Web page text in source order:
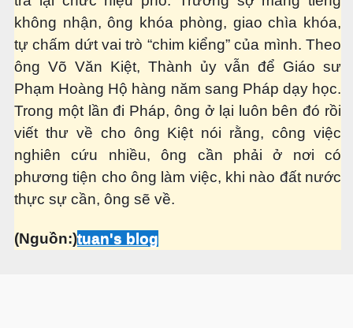
không nhận, ông khóa phòng, giao chìa khóa,
tự chấm dứt vai trò “chim kiểng” của mình. Theo
ông Võ Văn Kiệt, Thành ủy vẫn để Giáo sư
Phạm Hoàng Hộ hàng năm sang Pháp dạy học.
Trong một lần đi Pháp, ông ở lại luôn bên đó rồi
viết thư về cho ông Kiệt nói rằng, công việc
nghiên cứu nhiều, ông cần phải ở nơi có
phương tiện cho ông làm việc, khi nào đất nước
thực sự cần, ông sẽ về.
(Nguồn:)tuan's blog